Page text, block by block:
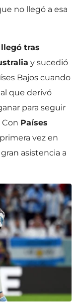
no llegó a esa
llegó tras
y sucedió
Bajos cuando
que derivó
para seguir
Países
vez en
asistencia a